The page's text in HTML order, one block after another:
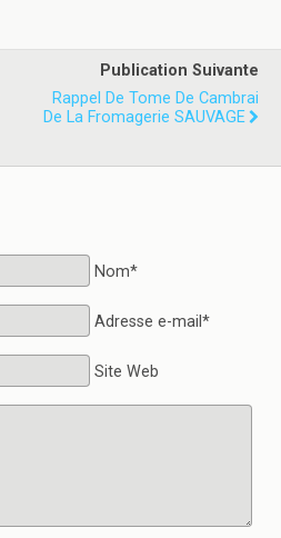
Publication Suivante
Rappel De Tome De Cambrai
De La Fromagerie SAUVAGE
Nom*
Adresse e-mail*
Site Web